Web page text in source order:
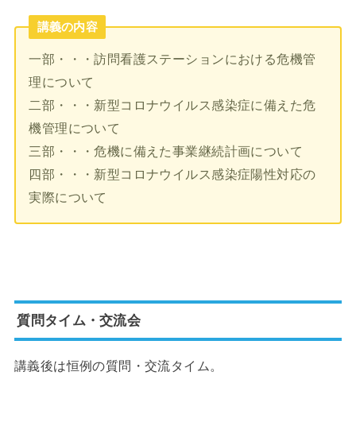
講義の内容
一部・・・訪問看護ステーションにおける危機管
理について
二部・・・新型コロナウイルス感染症に備えた危
機管理について
三部・・・危機に備えた事業継続計画について
四部・・・新型コロナウイルス感染症陽性対応の
実際について
質問タイム・交流会
講義後は恒例の質問・交流タイム。